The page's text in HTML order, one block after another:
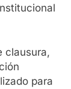
clausura,
para